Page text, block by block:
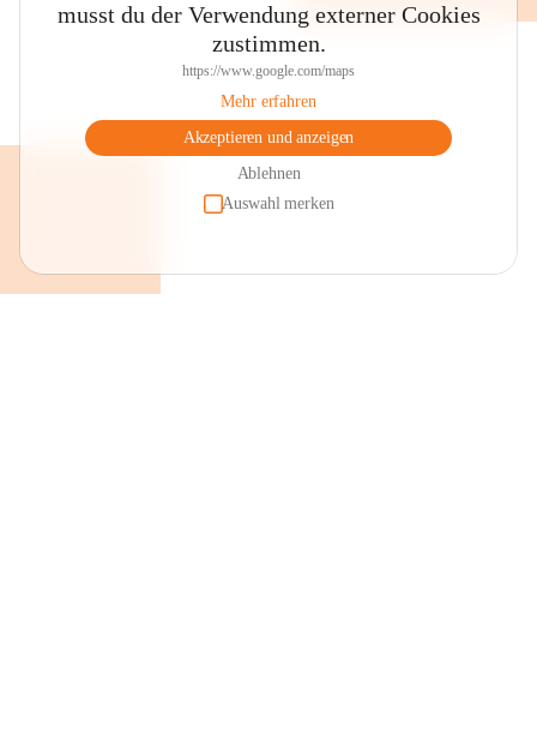
musst du der Verwendung externer Cookies
zustimmen.
https://www.google.com/maps
Mehr erfahren
Akzeptieren und anzeigen
Ablehnen
Auswahl merken